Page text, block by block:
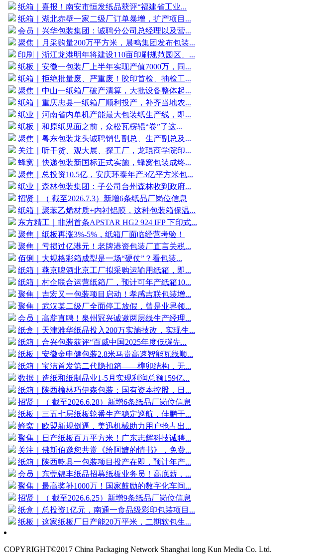
纸箱｜喜报！南安市恒发纸品获评“福建省工业...
纸箱｜湖北赤壁一家二级厂订单暴增，扩产项目...
会员｜兴华包装集团：诚聘分公司总经理以及营...
聚焦｜月采购量200万平方米，晨鸣集团发布包装...
印刷｜浙江龙港明年将建设110亩印刷规范园区、...
纸板｜安徽一包装厂上半年实现产值7000万，同...
纸箱｜拒绝批量废、严重废！胶印首检、抽检工...
聚焦｜中山一纸箱厂破产清算，大批设备整体起...
纸箱｜重庆忠县一纸箱厂顺利投产，补齐当地农...
纸业｜河南省内单机产能最大包装纸生产线，即...
纸板｜和原纸见面之前，众松瓦楞辊“卷”了这...
聚焦｜粤东包装龙头诚聘销售副总、生产副总及...
关注｜听干货、观大展、探工厂，龙琨商学院印...
蜂窝｜快递包装新国标正式实施，蜂窝包装成终...
聚焦｜总投资10.5亿，安庆环泰年产3亿平方米包...
纸业｜森林包装集团：子公司台州森林收到政府...
招贤｜（ 截至2026.7.3）新增6条纸品厂岗位信息
纸箱｜聚苯乙烯材质+内衬铝膜，这种包装箱保温...
东方精工｜非洲首条APSTAR HG2 924 IFP 下印式...
聚焦｜纸板再涨3%-5%，纸箱厂面临经营考验！
聚焦｜亏损过亿港元！老牌港资包装厂直言关税...
佰俐｜大规格彩箱成型是一场“硬仗”？看包装...
纸箱｜燕京啤酒北京工厂拟采购运输用纸箱，即...
纸箱｜村企联合运营纸箱厂，预计可年产纸箱10...
聚焦｜吉宏又一包装项目启动！孝感吉联包装增...
聚焦｜武汉某二级厂全面停工放假，曾是业界领...
会员｜高薪直聘！泉州冠兴诚邀两层线生产经理...
纸盒｜天津雅华纸品投入200万实施技改，实现生...
纸箱｜合兴包装获评“百威中国2025年度低碳先...
纸板｜安徽金申健包装2.8米马贵高速智能瓦线顺...
纸箱｜宝洁首发第二代隐扣箱——榫卯结构，无...
数据｜造纸和纸制品业1-5月实现利润总额159亿...
纸箱｜陕西榆林巧伊森包装：国有资本控股，日...
招贤｜（ 截至2026.6.28）新增6条纸品厂岗位信息
纸板｜三五七层纸板轮番生产稳定巡航，佳鹏干...
蜂窝｜欧盟新规倒逼，美迅机械助力用户抢占出...
聚焦｜日产纸板百万平方米！广东志辉科技诚聘...
关注｜佛斯伯邀您共赏《给阿嬷的情书》，免费...
纸箱｜陕西乾县一包装项目投产在即，预计年产...
会员｜东莞锦丰纸品招募纸板业务员！高底薪，...
聚焦｜最高奖补1000万！国家鼓励的数字化车间...
招贤｜（ 截至2026.6.25）新增9条纸品厂岗位信息
纸盒｜总投资1亿元，南通一食品级彩印包装项目...
纸板｜这家纸板厂日产能20万平米，二期软包生...
COPYRIGHT©2017 China Packaging Network Shanghai long Kun Media Co. Ltd.